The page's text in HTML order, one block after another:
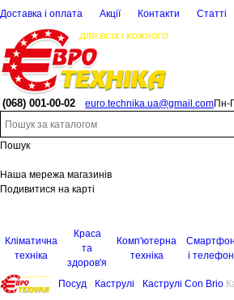
Доставка і оплата Акції Контакти Статті
(068) 001-00-02 euro.technika.ua@gmail.comПн-
Пошук
Наша мережа магазинів
Подивитися на карті
Кліматична
техніка
Краса
та
здоров'я
Комп'ютерна
техніка
і
Посуд Каструлі Каструлі Con Brio